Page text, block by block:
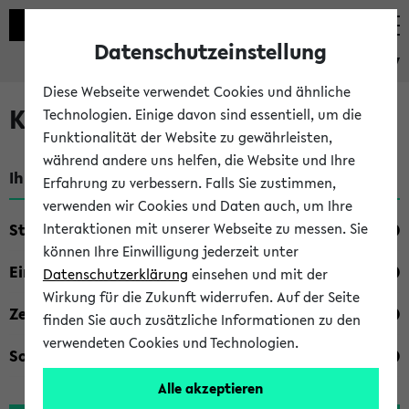
eKVV
Kombisuche im eKVV
Ihre Suchkriterien:
Studienfach
Einrichtung
Zeiten
Sonstiges
Datenschutzeinstellung
Diese Webseite verwendet Cookies und ähnliche
Technologien. Einige davon sind essentiell, um die
Funktionalität der Website zu gewährleisten,
während andere uns helfen, die Website und Ihre
Erfahrung zu verbessern. Falls Sie zustimmen,
verwenden wir Cookies und Daten auch, um Ihre
Interaktionen mit unserer Webseite zu messen. Sie
können Ihre Einwilligung jederzeit unter
Datenschutzerklärung einsehen und mit der
Wirkung für die Zukunft widerrufen. Auf der Seite
finden Sie auch zusätzliche Informationen zu den
verwendeten Cookies und Technologien.
Alle akzeptieren